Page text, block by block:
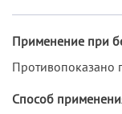
Применение при
Противопоказано
Способ